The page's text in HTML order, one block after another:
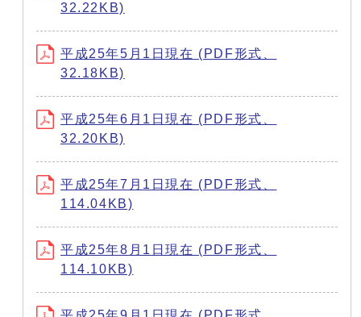
32.22KB)
平成25年5月1日現在 (PDF形式、
32.18KB)
平成25年6月1日現在 (PDF形式、
32.20KB)
平成25年7月1日現在 (PDF形式、
114.04KB)
平成25年8月1日現在 (PDF形式、
114.10KB)